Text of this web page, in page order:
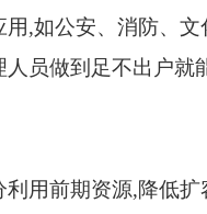
用,如公安、消防、
员做到足不出户就
利用前期资源,降低扩